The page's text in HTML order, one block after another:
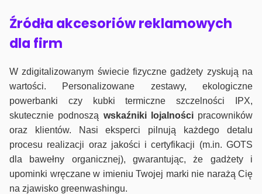
Źródła akcesoriów reklamowych
dla firm
W zdigitalizowanym świecie fizyczne gadżety zyskują na
wartości. Personalizowane zestawy, ekologiczne
powerbanki czy kubki termiczne szczelności IPX,
skutecznie podnoszą wskaźniki lojalnościpracowników
oraz klientów. Nasi eksperci pilnują każdego detalu
procesu realizacji oraz jakości i certyfikacji (m.in. GOTS
dla bawełny organicznej), gwarantując, że gadżety i
upominki wręczane w imieniu Twojej marki nie narażą Cię
na zjawisko greenwashingu.